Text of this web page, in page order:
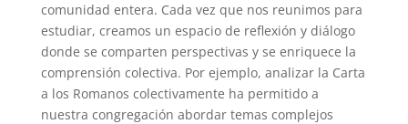
comunidad entera. Cada vez que nos reunimos para
estudiar, creamos un espacio de reflexión y diálogo
donde se comparten perspectivas y se enriquece la
comprensión colectiva. Por ejemplo, analizar la Carta
a los Romanos colectivamente ha permitido a
nuestra congregación abordar temas complejos